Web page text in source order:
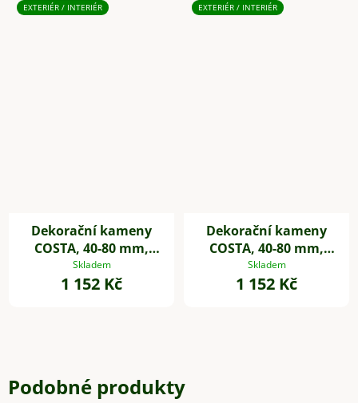
EXTERIÉR / INTERIÉR
Dekorační kameny
COSTA, 40-80 mm,
plast, bílá
Skladem
1 152 Kč
EXTERIÉR / INTERIÉR
Dekorační kameny
COSTA, 40-80 mm,
plast, černá
Skladem
1 152 Kč
Podobné produkty